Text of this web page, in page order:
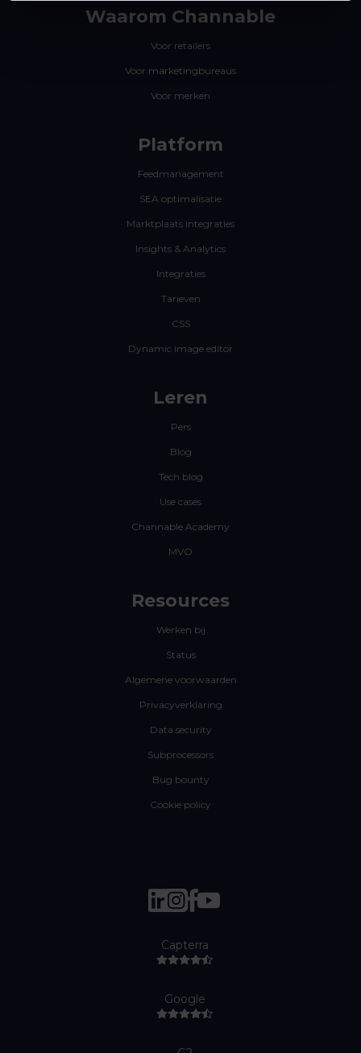
Waarom Channable
Voor retailers
Voor marketingbureaus
Voor merken
Platform
Feedmanagement
SEA optimalisatie
Marktplaats integraties
Insights & Analytics
Integraties
Tarieven
CSS
Dynamic image editor
Leren
Pers
Blog
Tech blog
Use cases
Channable Academy
MVO
Resources
Werken bij
Status
Algemene voorwaarden
Privacyverklaring
Data security
Subprocessors
Bug bounty
Cookie policy
Capterra
Google